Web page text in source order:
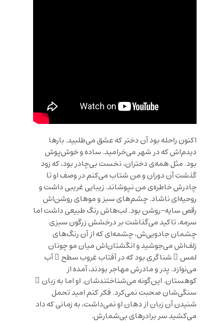
اکنون راحله بود آن دختر که عشق می‌طلبید. بارها
دیدم‌اش که در شهر می‌خرامید. ساده و خوش‌پوش
بود. مثل همه‌ی دختران، نخست بی‌چادر بود، که زود
گذشت آن دوران و من شتاب می‌کنم در وصف او تا
چادرش خاطره‌ی من نپوشاند. زیبایی غریبی داشت و
روحیه‌ای ناشاد. چشم‌های سبز و موهای روشن‌اش
رقص سایه-روشن بود. لب‌هاش رنگ طبیعی داشت اما
سرمه، تاکید می‌گذاشت بر درخشش زرگون سبزی
چشمان جادویی‌ش، چشمه‌ای که از آن رنگ‌های
زلف‌اش می‌جوشید و انگشتان‌اش میان مو چونان
لمس ِ شناگری بود که در آفتاب غروب سطح ِ آب
می‌نوازد. پدر و مادرش مهاجر بودند، آمده از
کوهستان. این‌گونه می‌شناختندشان. او اما به زبان ِ
سنگی‌شان صحبت نمی‌کرد. فکر کنم امید تحمل
شنیدن آن زبان از دهان او نمی‌داشت، به زمانی که داد
می‌کشید سر برادرهای بی‌شمارش.